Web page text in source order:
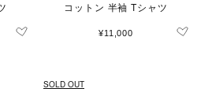
コットン 半袖 Tシャツ
¥11,000
SOLD OUT